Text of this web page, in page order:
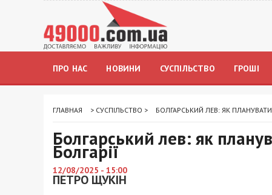
ПРО НАС НОВИНИ СУСПІЛЬСТВО ГРОШІ
ГЛАВНАЯ > СУСПІЛЬСТВО > БОЛГАРСЬКИЙ ЛЕВ: ЯК
Болгарський лев: як
Болгарії
12/08/2025 - 15:00
ПЕТРО ЩУКІН